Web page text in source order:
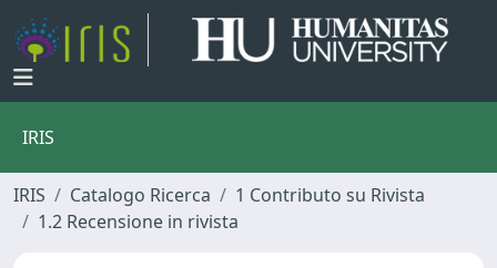
IRIS
IRIS Catalogo Ricerca
1 Contributo su Rivista
1.2 Recensione in rivista